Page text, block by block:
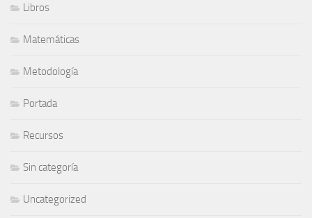
Libros
Matemáticas
Metodología
Portada
Recursos
Sin categoría
Uncategorized